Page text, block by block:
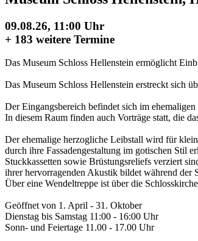
09.08.26, 11:00 Uhr
+ 183 weitere Termine
Das Museum Schloss Hellenstein ermöglicht
Das Museum Schloss Hellenstein erstreckt sich
Der Eingangsbereich befindet sich im
In diesem Raum finden auch Vorträge statt, die
Der ehemalige herzogliche Leibstall wird für
durch ihre Fassadengestaltung im gotischen Stil
Stuckkassetten sowie Brüstungsreliefs verziert
ihrer hervorragenden Akustik bildet während der
Über eine Wendeltreppe ist über die
Geöffnet von 1. April - 31. Oktober
Dienstag bis Samstag 11:00 - 16:00 Uhr
Sonn- und Feiertage 11.00 - 17.00 Uhr